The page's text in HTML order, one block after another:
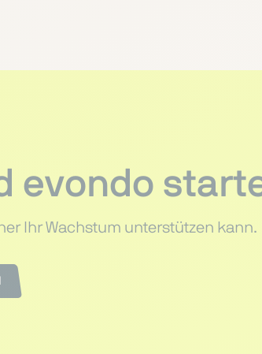
evondo
Ihr Wachstum unterstützen kann.